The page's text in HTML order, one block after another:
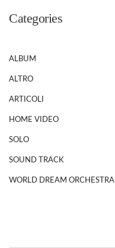
Categories
ALBUM
ALTRO
ARTICOLI
HOME VIDEO
SOLO
SOUND TRACK
WORLD DREAM ORCHESTRA